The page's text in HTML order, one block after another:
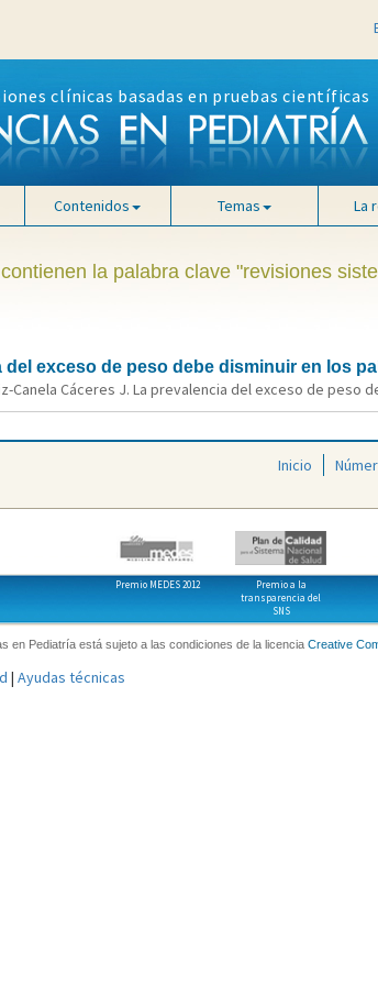
clínicas basadas en pruebas científicas
Contenidos Temas La
la palabra clave "revisiones
del exceso de peso debe disminuir en los
Canela Cáceres J. La prevalencia del exceso de peso
Inicio
Premio MEDES 2012
Premio a la
transparencia del
SNS
en Pediatría está sujeto a las condiciones de la licencia Creative
| Ayudas técnicas